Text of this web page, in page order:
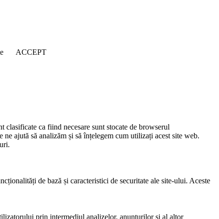
ACCEPT
ca fiind necesare sunt stocate de browserul
ajută să analizăm și să înțelegem cum utilizați acest site web.
de bază și caracteristici de securitate ale site-ului. Aceste
prin intermediul analizelor, anunțurilor și al altor